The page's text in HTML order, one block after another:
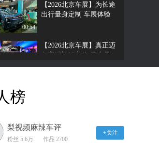
00:54
【2026北京车展】为长途
出行量身定制 车展体验
00:56
【2026北京车展】真正迈
同一车型两种不同态度
看26款比亚迪海豹
榜
梨视频麻辣车评
粉丝 5.6万 作品 2700
+关注